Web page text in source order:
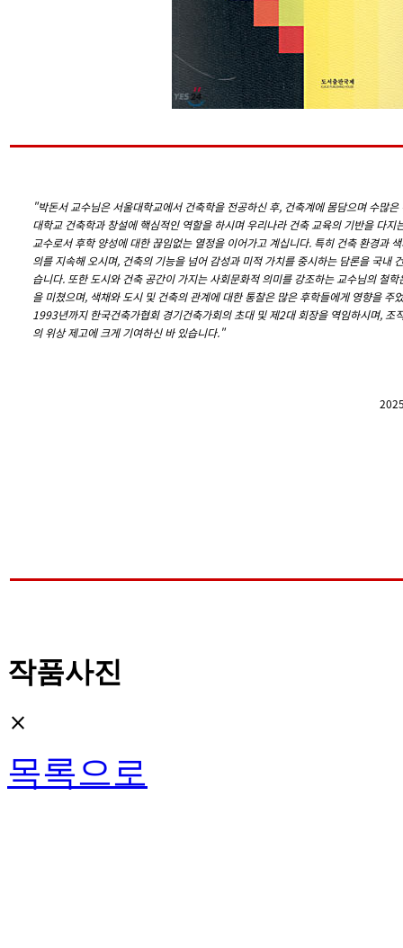
"박돈서 교수님은 서울대학교에서 건축학을 전공하신 후, 건축계에 몸담으며 수많
대학교 건축학과 창설에 핵심적인 역할을 하시며 우리나라 건축 교육의 기반을 다지
교수로서 후학 양성에 대한 끊임없는 열정을 이어가고 계십니다. 특히 건축 환경과
의를 지속해 오시며, 건축의 기능을 넘어 감성과 미적 가치를 중시하는 담론을 국내
습니다. 또한 도시와 건축 공간이 가지는 사회문화적 의미를 강조하는 교수님의 철
을 미쳤으며, 색채와 도시 및 건축의 관계에 대한 통찰은 많은 후학들에게 영향을 주
1993년까지 한국건축가협회 경기건축가회의 초대 및 제2대 회장을 역임하시며, 조
의 위상 제고에 크게 기여하신 바 있습니다."
작품사진
close
목록으로